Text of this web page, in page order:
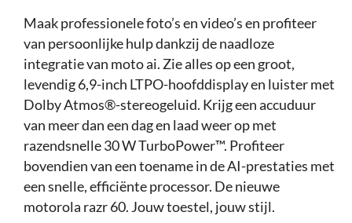
Maak professionele foto’s en video’s en profiteer
van persoonlijke hulp dankzij de naadloze
integratie van moto ai. Zie alles op een groot,
levendig 6,9-inch LTPO-hoofddisplay en luister met
Dolby Atmos®-stereogeluid. Krijg een accuduur
van meer dan een dag en laad weer op met
razendsnelle 30 W TurboPower™. Profiteer
bovendien van een toename in de AI-prestaties met
een snelle, efficiënte processor. De nieuwe
motorola razr 60. Jouw toestel, jouw stijl.